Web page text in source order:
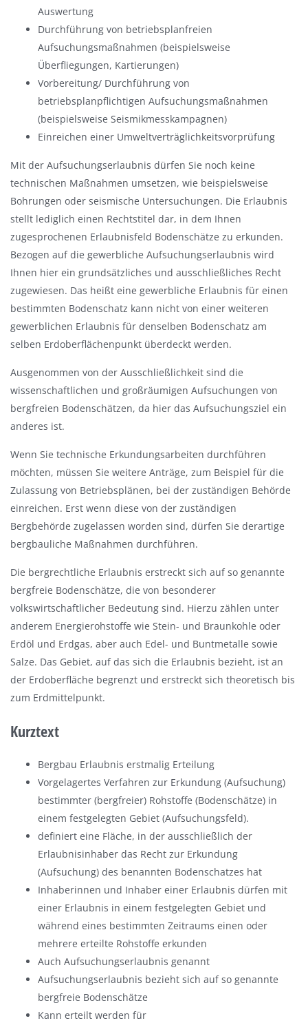
Auswertung
Durchführung von betriebsplanfreien
Aufsuchungsmaßnahmen (beispielsweise
Überfliegungen, Kartierungen)
Vorbereitung/ Durchführung von
betriebsplanpflichtigen Aufsuchungsmaßnahmen
(beispielsweise Seismikmesskampagnen)
Einreichen einer Umweltverträglichkeitsvorprüfung
Mit der Aufsuchungserlaubnis dürfen Sie noch keine
technischen Maßnahmen umsetzen, wie beispielsweise
Bohrungen oder seismische Untersuchungen. Die Erlaubnis
stellt lediglich einen Rechtstitel dar, in dem Ihnen
zugesprochenen Erlaubnisfeld Bodenschätze zu erkunden.
Bezogen auf die gewerbliche Aufsuchungserlaubnis wird
Ihnen hier ein grundsätzliches und ausschließliches Recht
zugewiesen. Das heißt eine gewerbliche Erlaubnis für einen
bestimmten Bodenschatz kann nicht von einer weiteren
gewerblichen Erlaubnis für denselben Bodenschatz am
selben Erdoberflächenpunkt überdeckt werden.
Ausgenommen von der Ausschließlichkeit sind die
wissenschaftlichen und großräumigen Aufsuchungen von
bergfreien Bodenschätzen, da hier das Aufsuchungsziel ein
anderes ist.
Wenn Sie technische Erkundungsarbeiten durchführen
möchten, müssen Sie weitere Anträge, zum Beispiel für die
Zulassung von Betriebsplänen, bei der zuständigen Behörde
einreichen. Erst wenn diese von der zuständigen
Bergbehörde zugelassen worden sind, dürfen Sie derartige
bergbauliche Maßnahmen durchführen.
Die bergrechtliche Erlaubnis erstreckt sich auf so genannte
bergfreie Bodenschätze, die von besonderer
volkswirtschaftlicher Bedeutung sind. Hierzu zählen unter
anderem Energierohstoffe wie Stein- und Braunkohle oder
Erdöl und Erdgas, aber auch Edel- und Buntmetalle sowie
Salze. Das Gebiet, auf das sich die Erlaubnis bezieht, ist an
der Erdoberfläche begrenzt und erstreckt sich theoretisch bis
zum Erdmittelpunkt.
Kurztext
Bergbau Erlaubnis erstmalig Erteilung
Vorgelagertes Verfahren zur Erkundung (Aufsuchung)
bestimmter (bergfreier) Rohstoffe (Bodenschätze) in
einem festgelegten Gebiet (Aufsuchungsfeld).
definiert eine Fläche, in der ausschließlich der
Erlaubnisinhaber das Recht zur Erkundung
(Aufsuchung) des benannten Bodenschatzes hat
Inhaberinnen und Inhaber einer Erlaubnis dürfen mit
einer Erlaubnis in einem festgelegten Gebiet und
während eines bestimmten Zeitraums einen oder
mehrere erteilte Rohstoffe erkunden
Auch Aufsuchungserlaubnis genannt
Aufsuchungserlaubnis bezieht sich auf so genannte
bergfreie Bodenschätze
Kann erteilt werden für